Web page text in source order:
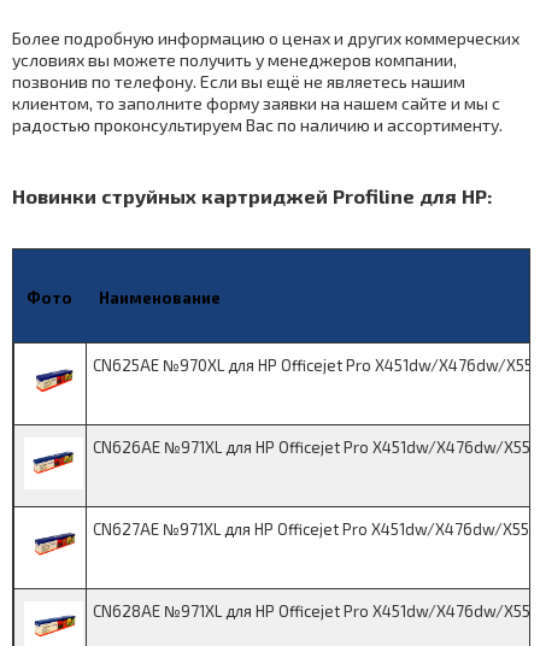
Более подробную информацию о ценах и других коммерческих
условиях вы можете получить у менеджеров компании,
позвонив по телефону. Если вы ещё не являетесь нашим
клиентом, то заполните форму заявки на нашем сайте и мы с
радостью проконсультируем Вас по наличию и ассортименту.
Новинки струйных картриджей Profiline для HP:
Фото Наименование
CN625AE №970XL для HP Officejet Pro X451dw/X476dw/
CN626AE №971XL для HP Officejet Pro X451dw/X476dw/
CN627AE №971XL для HP Officejet Pro X451dw/X476dw/
CN628AE №971XL для HP Officejet Pro X451dw/X476dw/